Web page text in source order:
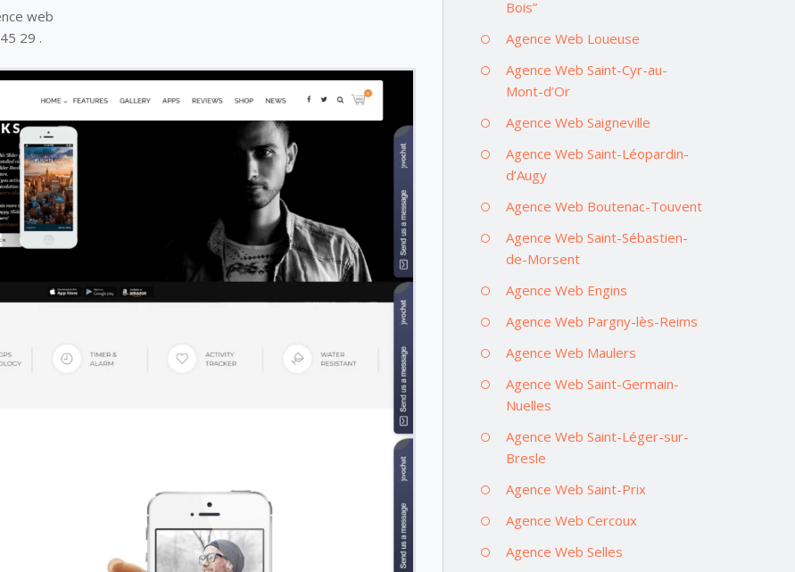
web
29 .
Bois”
Agence Web Loueuse
Agence Web Saint-Cyr-au-
Mont-d’Or
Agence Web Saigneville
Agence Web Saint-Léopardin-
d’Augy
Agence Web Boutenac-Touvent
Agence Web Saint-Sébastien-
de-Morsent
Agence Web Engins
Agence Web Pargny-lès-Reims
Agence Web Maulers
Agence Web Saint-Germain-
Nuelles
Agence Web Saint-Léger-sur-
Bresle
Agence Web Saint-Prix
Agence Web Cercoux
Agence Web Selles